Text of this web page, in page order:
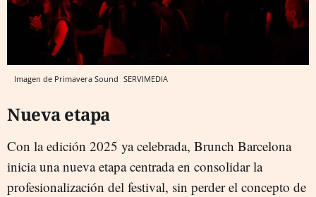
Imagen de Primavera Sound SERVIMEDIA
Nueva etapa
Con la edición 2025 ya celebrada, Brunch Barcelona
inicia una nueva etapa centrada en consolidar la
profesionalización del festival, sin perder el concepto de